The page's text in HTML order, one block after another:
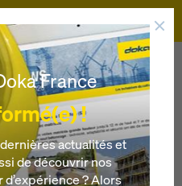
de Klagenfurt
France
!
actualités et
de découvrir nos
? Alors